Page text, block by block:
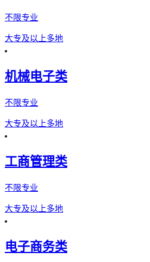
不限专业
大专及以上多地
机械电子类
不限专业
大专及以上多地
工商管理类
不限专业
大专及以上多地
电子商务类